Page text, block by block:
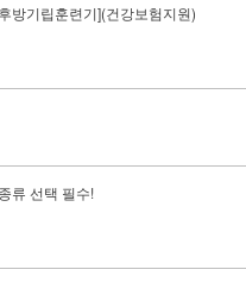
방기립훈련기](건강보험지원)
류 선택 필수!